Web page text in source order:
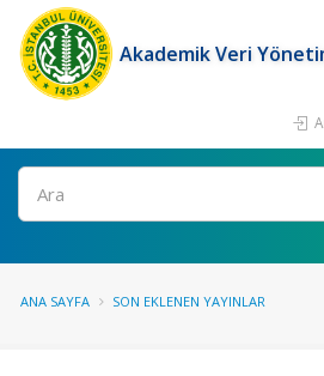
Akademik Veri
Ara
ANA SAYFA SON EKLENEN YAYINLAR